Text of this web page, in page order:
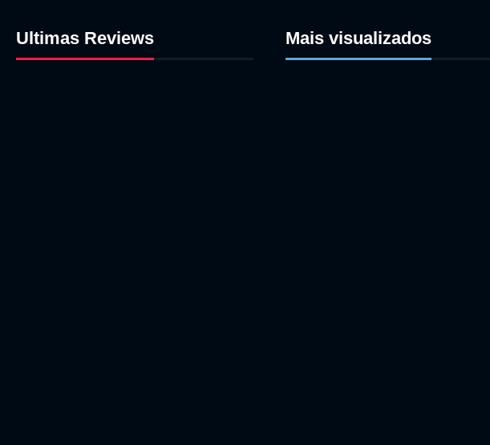
Ultimas Reviews Mais visualizados